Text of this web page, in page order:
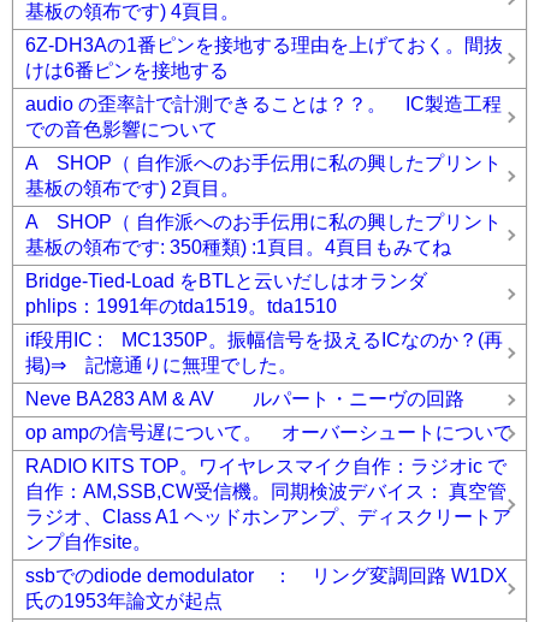
基板の領布です) 4頁目。
6Z-DH3Aの1番ピンを接地する理由を上げておく。間抜
けは6番ピンを接地する
audio の歪率計で計測できることは？？。 IC製造工程
での音色影響について
A SHOP（ 自作派へのお手伝用に私の興したプリント
基板の領布です) 2頁目。
A SHOP（ 自作派へのお手伝用に私の興したプリント
基板の領布です: 350種類) :1頁目。4頁目もみてね
Bridge-Tied-Load をBTLと云いだしはオランダ
phlips：1991年のtda1519。tda1510
if段用IC : MC1350P。振幅信号を扱えるICなのか？(再
掲)⇒ 記憶通りに無理でした。
Neve BA283 AM & AV ルパート・ニーヴの回路
op ampの信号遅について。 オーバーシュートについて
RADIO KITS TOP。ワイヤレスマイク自作：ラジオic で
自作：AM,SSB,CW受信機。同期検波デバイス： 真空管
ラジオ、Class A1 ヘッドホンアンプ、ディスクリートア
ンプ自作site。
ssbでのdiode demodulator ： リング変調回路 W1DX
氏の1953年論文が起点